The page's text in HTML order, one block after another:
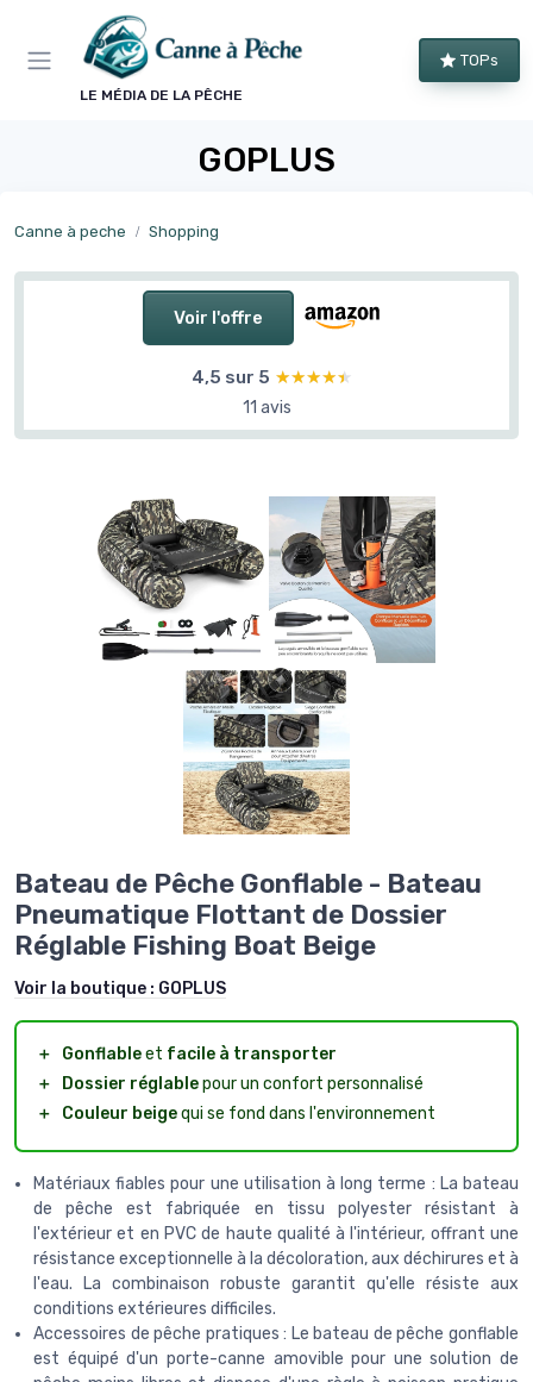
LE MÉDIA DE LA PÊCHE
TOPs
GOPLUS
Canne à peche Shopping
Voir l'offre
4,5 sur 5 ★★★★★
★★★★★
11 avis
Bateau de Pêche Gonflable - Bateau
Pneumatique Flottant de Dossier
Réglable Fishing Boat Beige
Voir la boutique : GOPLUS
＋ Gonflableet facile à transporter
＋
Dossier réglablepour un confort personnalisé
＋
Couleur beigequi se fond dans l'environnement
Matériaux fiables pour une utilisation à long terme : La bateau
de pêche est fabriquée en tissu polyester résistant à
l'extérieur et en PVC de haute qualité à l'intérieur, offrant une
résistance exceptionnelle à la décoloration, aux déchirures et à
l'eau. La combinaison robuste garantit qu'elle résiste aux
conditions extérieures difficiles.
Accessoires de pêche pratiques : Le bateau de pêche gonflable
est équipé d'un porte-canne amovible pour une solution de
Panneau de gestion des cookies